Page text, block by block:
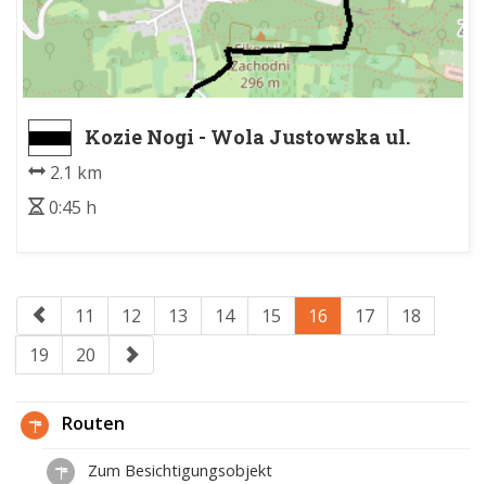
Kozie Nogi - Wola Justowska ul.
Królowej Jadwigi
2.1 km
0:45 h
11 12 13 14 15 16 17
18
19
20
Routen
Zum Besichtigungsobjekt